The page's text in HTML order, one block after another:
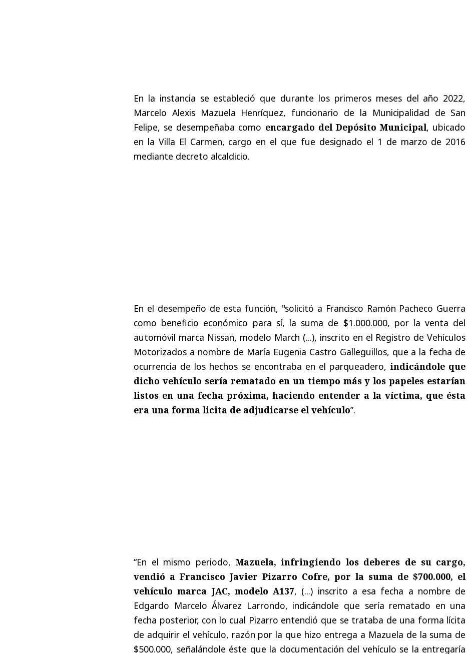
En la instancia se estableció que durante los primeros meses del año 2022,
Marcelo Alexis Mazuela Henríquez, funcionario de la Municipalidad de San
Felipe, se desempeñaba como encargado del Depósito Municipal, ubicado
en la Villa El Carmen, cargo en el que fue designado el 1 de marzo de 2016
mediante decreto alcaldicio.
En el desempeño de esta función, "solicitó a Francisco Ramón Pacheco Guerra
como beneficio económico para sí, la suma de $1.000.000, por la venta del
automóvil marca Nissan, modelo March (...), inscrito en el Registro de Vehículos
Motorizados a nombre de María Eugenia Castro Galleguillos, que a la fecha de
ocurrencia de los hechos se encontraba en el parqueadero, indicándole que
dicho vehículo sería rematado en un tiempo más y los papeles estarían
listos en una fecha próxima, haciendo entender a la víctima, que ésta
era una forma licita de adjudicarse el vehículo”.
“En el mismo periodo, Mazuela, infringiendo los deberes de su cargo,
vendió a Francisco Javier Pizarro Cofre, por la suma de $700.000, el
vehículo marca JAC, modelo A137, (...) inscrito a esa fecha a nombre de
Edgardo Marcelo Álvarez Larrondo, indicándole que sería rematado en una
fecha posterior, con lo cual Pizarro entendió que se trataba de una forma lícita
de adquirir el vehículo, razón por la que hizo entrega a Mazuela de la suma de
$500.000, señalándole éste que la documentación del vehículo se la entregaría